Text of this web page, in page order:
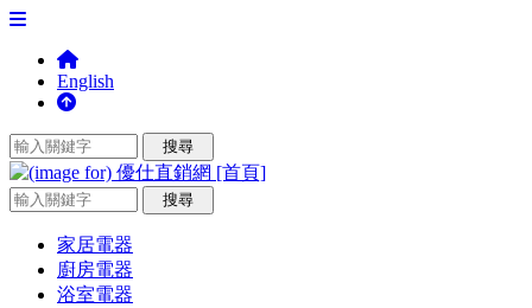
English
家居電器
廚房電器
浴室電器